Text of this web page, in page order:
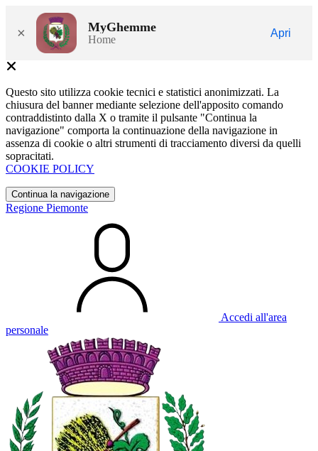
× MyGhemme
Home
Apri
Questo sito utilizza cookie tecnici e statistici anonimizzati. La
chiusura del banner mediante selezione dell'apposito comando
contraddistinto dalla X o tramite il pulsante "Continua la
navigazione" comporta la continuazione della navigazione in
assenza di cookie o altri strumenti di tracciamento diversi da quelli
sopracitati.
COOKIE POLICY
Continua la navigazione
Regione Piemonte
Accedi all'area
personale